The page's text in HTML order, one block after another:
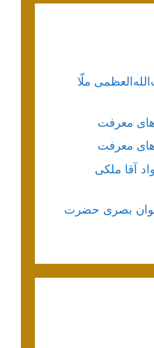
ملّا
معرفت
معرفت
آقا ملکی
بصری حضرت